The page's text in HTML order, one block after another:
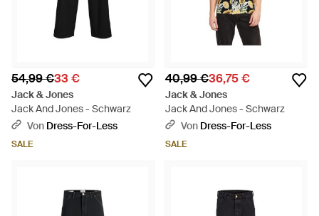
54,99 €33 €
Jack & Jones
Jack And Jones - Schwarz
Von Dress-For-Less
SALE
40,99 €36,75 €
Jack & Jones
Jack And Jones - Schwarz
Von Dress-For-Less
SALE